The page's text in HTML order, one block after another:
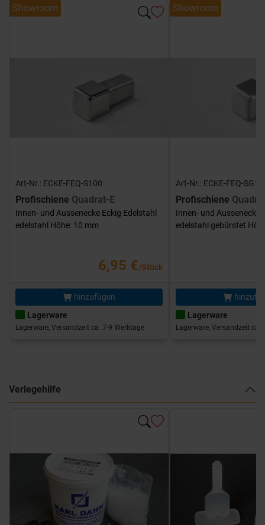
Showroom
Art-Nr.: ECKE-FEQ-S100
Profischiene Quadrat-E
Innen- und Aussenecke Eckig Edelstahl
edelstahl Höhe: 10 mm
6,95 €/Stück
hinzufügen
Lagerware
Lagerware, Versandzeit ca. 7-9 Werktage
Showroom
Art-Nr.: ECKE-FEQ-
Profischiene
Innen- und Aussenecke
edelstahl gebürstet
Lagerware
Lagerware, Versandzeit ca.
Verlegehilfe